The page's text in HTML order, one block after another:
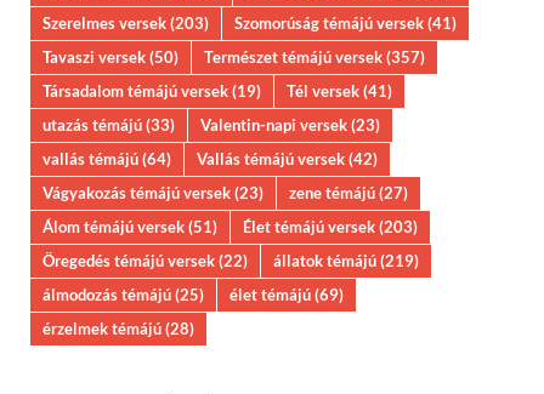
Szerelmes versek(203) Szomorúság témájú versek(41)
Tavaszi versek(50) Természet témájú versek(357)
Társadalom témájú versek(19) Tél versek(41)
utazás témájú(33) Valentin-napi versek(23)
vallás témájú(64) Vallás témájú versek(42)
Vágyakozás témájú versek(23) zene témájú(27)
Álom témájú versek(51) Élet témájú versek(203)
Öregedés témájú versek(22) állatok témájú(219)
álmodozás témájú(25) élet témájú(69)
érzelmek témájú(28)